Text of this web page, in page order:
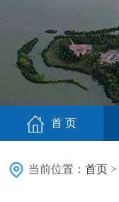
首 页
当前位置： 首页 >